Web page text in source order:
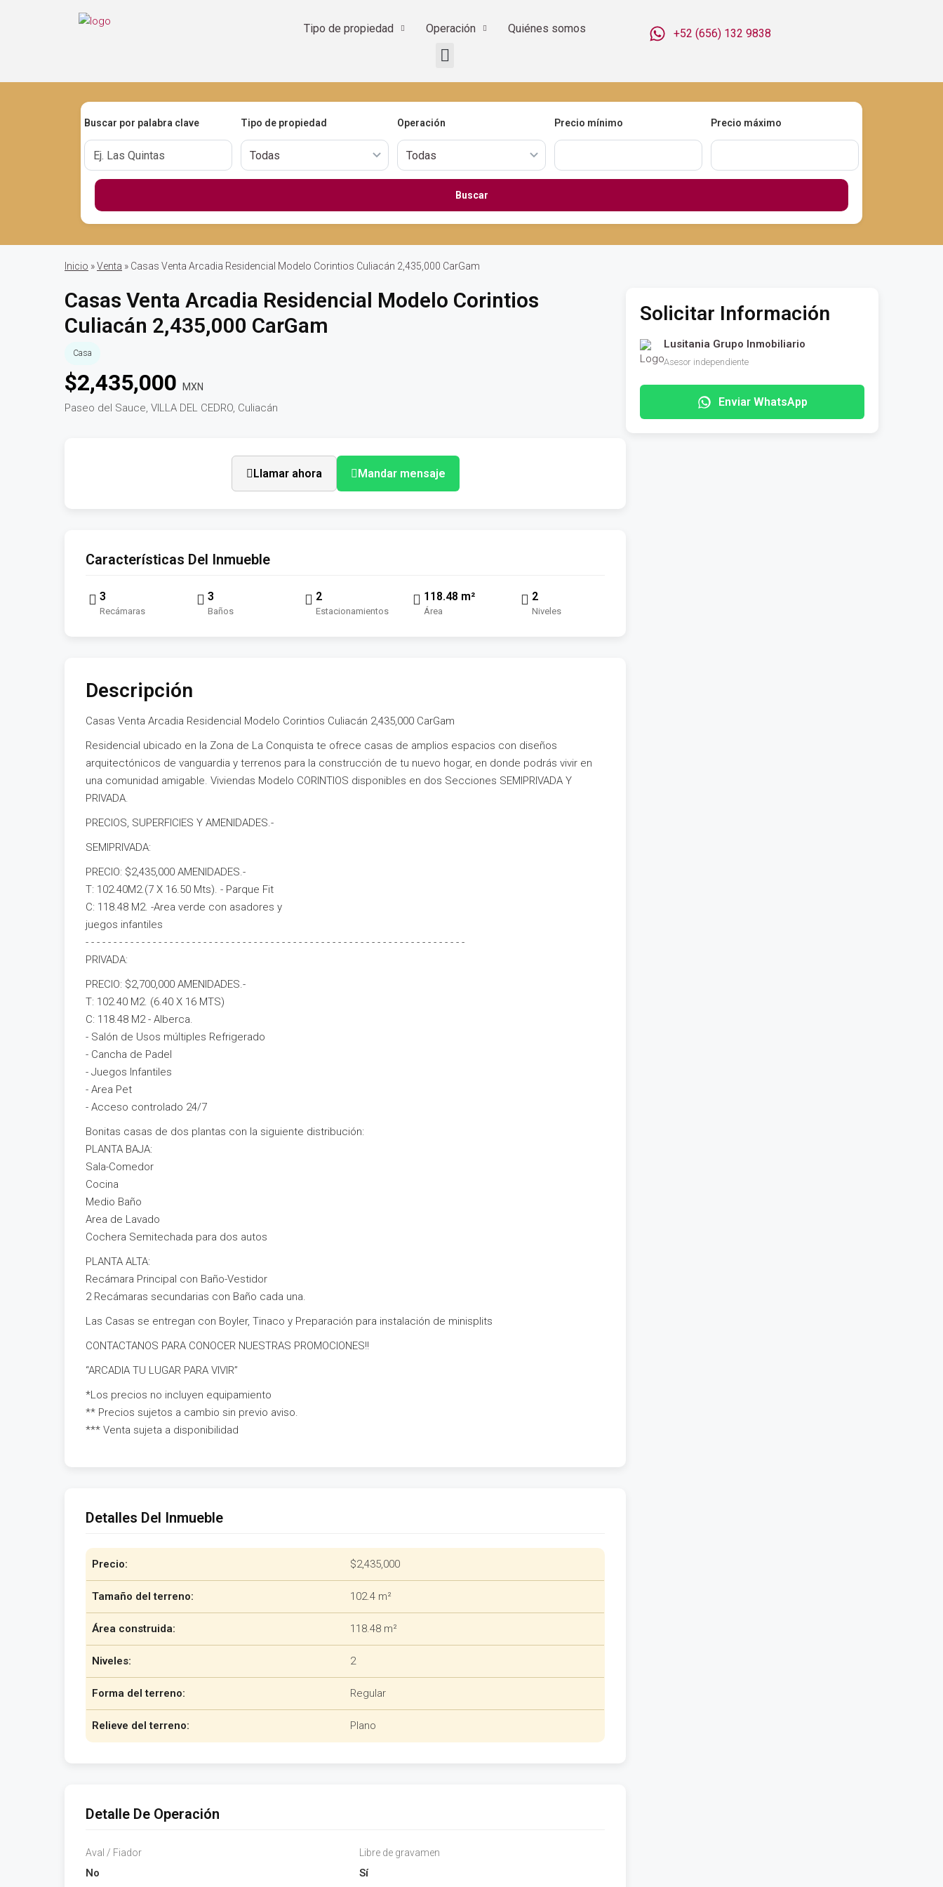
Tipo de propiedad Operación Quiénes somos +52 (656) 132 9838
Buscar por palabra clave Tipo de propiedad Operación Precio mínimo Precio máximo
Buscar
Inicio »Venta » Casas Venta Arcadia Residencial Modelo Corintios Culiacán 2,435,000 CarGam
Casas Venta Arcadia Residencial Modelo Corintios
Culiacán 2,435,000 CarGam
Casa
$2,435,000 MXN
Paseo del Sauce, VILLA DEL CEDRO, Culiacán
Llamar ahora Mandar mensaje
Características Del Inmueble
3
Recámaras
3
Baños
2
Estacionamientos
118.48 m²
Área
2
Niveles
Descripción
Casas Venta Arcadia Residencial Modelo Corintios Culiacán 2,435,000 CarGam
Residencial ubicado en la Zona de La Conquista te ofrece casas de amplios espacios con diseños
arquitectónicos de vanguardia y terrenos para la construcción de tu nuevo hogar, en donde podrás vivir en
una comunidad amigable. Viviendas Modelo CORINTIOS disponibles en dos Secciones SEMIPRIVADA Y
PRIVADA.
PRECIOS, SUPERFICIES Y AMENIDADES.-
SEMIPRIVADA:
PRECIO: $2,435,000 AMENIDADES.-
T: 102.40M2.(7 X 16.50 Mts). - Parque Fit
C: 118.48 M2. -Area verde con asadores y
juegos infantiles
- - - - - - - - - - - - - - - - - - - - - - - - - - - - - - - - - - - - - - - - - - - - - - - - - - - - - - - - - - - - - - - - - - - -
PRIVADA:
PRECIO: $2,700,000 AMENIDADES.-
T: 102.40 M2. (6.40 X 16 MTS)
C: 118.48 M2 - Alberca.
- Salón de Usos múltiples Refrigerado
- Cancha de Padel
- Juegos Infantiles
- Area Pet
- Acceso controlado 24/7
Bonitas casas de dos plantas con la siguiente distribución:
PLANTA BAJA:
Sala-Comedor
Cocina
Medio Baño
Area de Lavado
Cochera Semitechada para dos autos
PLANTA ALTA:
Recámara Principal con Baño-Vestidor
2 Recámaras secundarias con Baño cada una.
Las Casas se entregan con Boyler, Tinaco y Preparación para instalación de minisplits
CONTACTANOS PARA CONOCER NUESTRAS PROMOCIONES!!
“ARCADIA TU LUGAR PARA VIVIR”
*Los precios no incluyen equipamiento
** Precios sujetos a cambio sin previo aviso.
*** Venta sujeta a disponibilidad
Detalles Del Inmueble
Precio: $2,435,000
Tamaño del terreno: 102.4 m²
Área construida: 118.48 m²
Niveles: 2
Forma del terreno: Regular
Relieve del terreno: Plano
Detalle De Operación
Aval / Fiador
No
Libre de gravamen
Sí
Solicitar Información
Lusitania Grupo Inmobiliario
Asesor independiente
Enviar WhatsApp